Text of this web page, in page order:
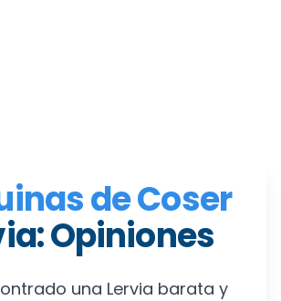
de Coser
Opiniones
una Lervia barata y